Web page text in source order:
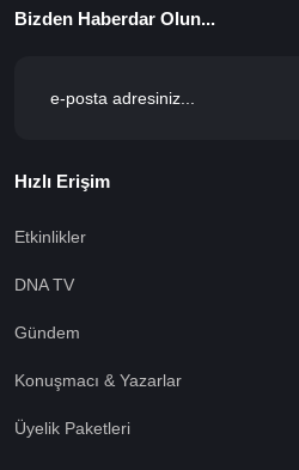
Bizden Haberdar Olun...
Hızlı Erişim
Etkinlikler
DNA TV
Gündem
Konuşmacı & Yazarlar
Üyelik Paketleri